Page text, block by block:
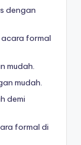
dengan
acara formal
mudah.
mudah.
demi
formal di